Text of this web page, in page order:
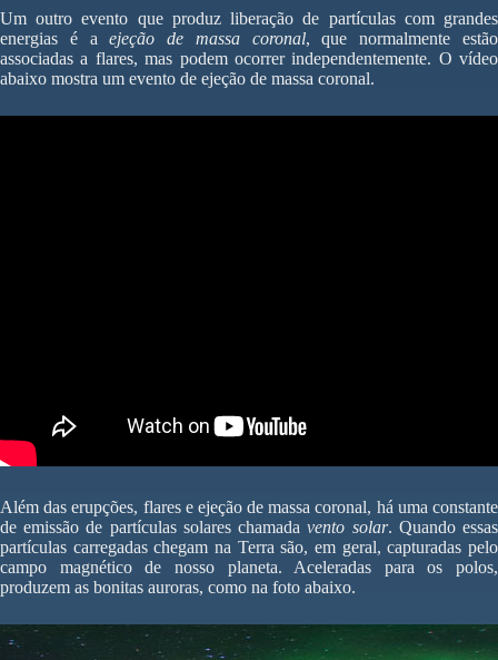
Um outro evento que produz liberação de partículas com grandes
energias é aejeção de massa coronal, que normalmente estão
associadas a flares, mas podem ocorrer independentemente. O vídeo
abaixo mostra um evento de ejeção de massa coronal.
Além das erupções, flares e ejeção de massa coronal, há uma constante
de emissão de partículas solares chamadavento solar. Quando essas
partículas carregadas chegam na Terra são, em geral, capturadas pelo
campo magnético de nosso planeta. Aceleradas para os polos,
produzem as bonitas auroras, como na foto abaixo.